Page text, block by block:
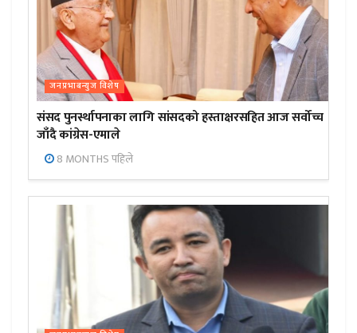
जनप्रभाबन्युज विशेष
संसद पुनर्स्थापनाका लागि सांसदको हस्ताक्षरसहित आज सर्वोच्च
जाँदै कांग्रेस-एमाले
8 MONTHS पहिले